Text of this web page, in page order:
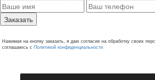
Заказать
Нажимая на кнопку заказать, я даю согласие на обработку своих
соглашаюсь с Политикой конфиденциальности